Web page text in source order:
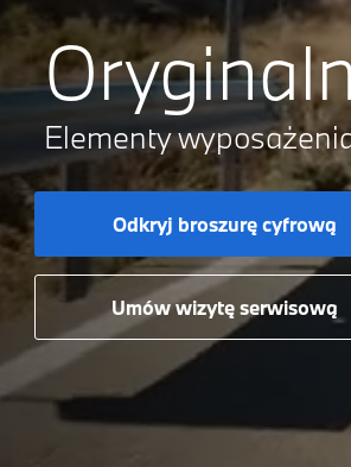
Elementy
Odkryj broszurę cyfrową
Umów wizytę serwisową